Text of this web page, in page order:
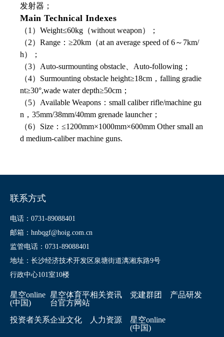
发射器；
Main Technical Indexes
（1）Weight≤60kg（without weapon）；
（2）Range：≥20km（at an average speed of 6～7km/
h）；
（3）Auto-surmounting obstacle、Auto-following；
（4）Surmounting obstacle height≥18cm，falling gradie
nt≥30°,wade water depth≥50cm；
（5）Available Weapons：small caliber rifle/machine gu
n，35mm/38mm/40mm grenade launcher；
（6）Size：≤1200mm×1000mm×600mm Other small an
d medium-caliber machine guns.
联系方式
电话：0731-89088401
邮箱：hnbqgf@hoig.com.cn
监管电话：0731-89088401
地址：长沙经济技术开发区泉塘街道漓湘东路9号
行政中心101室10楼
星空online
(中国)
星空体育平
台官方网站
相关资讯 党建群团 产品研发
投资者关系企业文化 人力资源
星空online
(中国)